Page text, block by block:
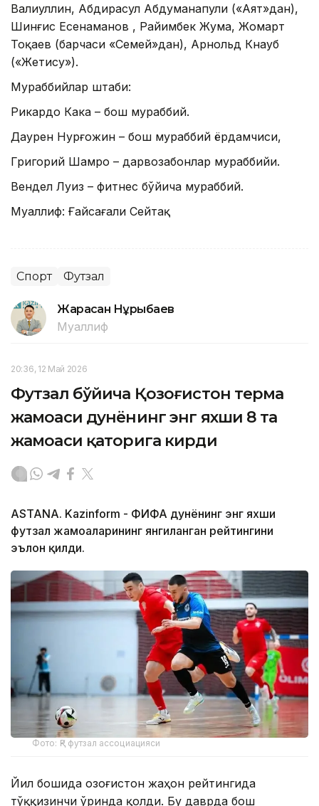
Валиуллин, Абдирасул Абдуманапули («Аят»дан),
Шинғис Есенаманов , Райимбек Жума, Жомарт
Тоқаев (барчаси «Семей»дан), Арнольд Кнауб
(«Жетису»).
Мураббийлар штаби:
Рикардо Кака – бош мураббий.
Даурен Нурғожин – бош мураббий ёрдамчиси,
Григорий Шамро – дарвозабонлар мураббийи.
Вендел Луиз – фитнес бўйича мураббий.
Муаллиф: Ғайсағали Сейтақ
Спорт Футзал
Жарасқан Нұрыбаев
Муаллиф
20:36, 12 Май 2026
Футзал бўйича Қозоғистон терма
жамоаси дунёнинг энг яхши 8 та
жамоаси қаторига кирди
ASTANA. Kazinform - ФИФА дунёнинг энг яхши
футзал жамоаларининг янгиланган рейтингини
эълон қилди.
Фото: ҚР футзал ассоциацияси
Йил бошида Қозоғистон жаҳон рейтингида
тўққизинчи ўринда қолди. Бу даврда бош